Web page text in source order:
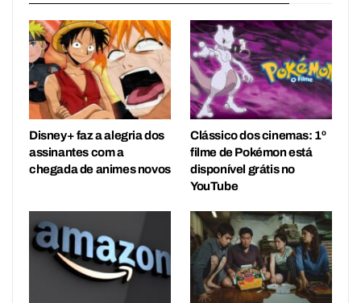
Disney+ faz a alegria dos
assinantes com a
chegada de animes novos
Clássico dos cinemas: 1º
filme de Pokémon está
disponível grátis no
YouTube